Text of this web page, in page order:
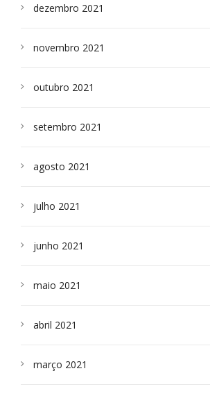
dezembro 2021
novembro 2021
outubro 2021
setembro 2021
agosto 2021
julho 2021
junho 2021
maio 2021
abril 2021
março 2021